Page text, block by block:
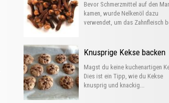
Bevor Schmerzmittel auf den
kamen, wurde Nelkenöl dazu
verwendet, um das Zahnfleisch
Knusprige Kekse backen
Magst du keine kuchenartigen
Dies ist ein Tipp, wie du Kekse
knusprig und knackig...